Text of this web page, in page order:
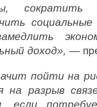
доход», —
пойти на
на разрыв
если